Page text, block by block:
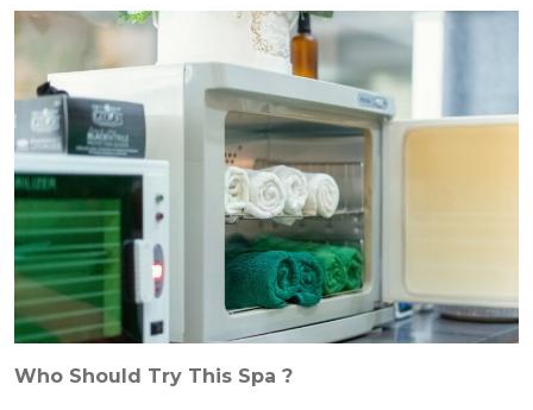
Who Should Try This Spa ?